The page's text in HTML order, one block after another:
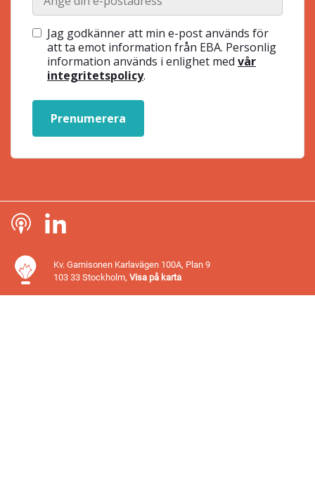
Jag godkänner att min e-post används för
att ta emot information från EBA. Personlig
information används i enlighet med vår
integritetspolicy.
Prenumerera
Kv. Garnisonen Karlavägen 100A, Plan 9
103 33 Stockholm, Visa på karta